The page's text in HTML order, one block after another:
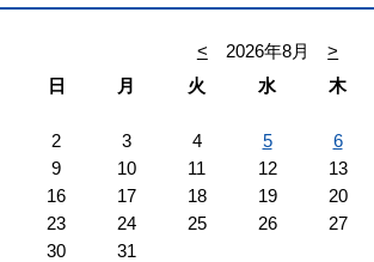
< 2026年8月
>
日
月 火 水 木
2
3 4 5 6
9
10 11 12 13
16
17 18 19 20
23
24 25 26 27
30
31